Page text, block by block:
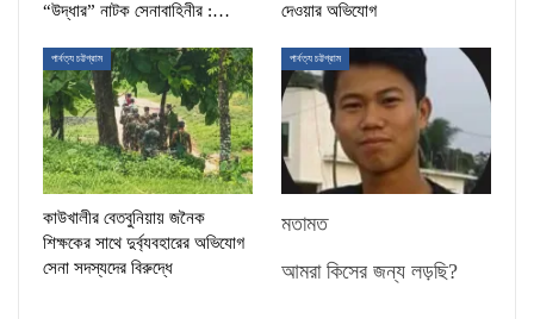
“উদ্ধার” নাটক সেনাবাহিনীর :…
দেওয়ার অভিযোগ
পার্বত্য চট্টগ্রাম
কাউখালীর বেতবুনিয়ায় জনৈক
শিক্ষকের সাথে দুর্ব্যবহারের অভিযোগ
সেনা সদস্যদের বিরুদ্ধে
পার্বত্য চট্টগ্রাম
মতামত
আমরা কিসের জন্য লড়ছি?